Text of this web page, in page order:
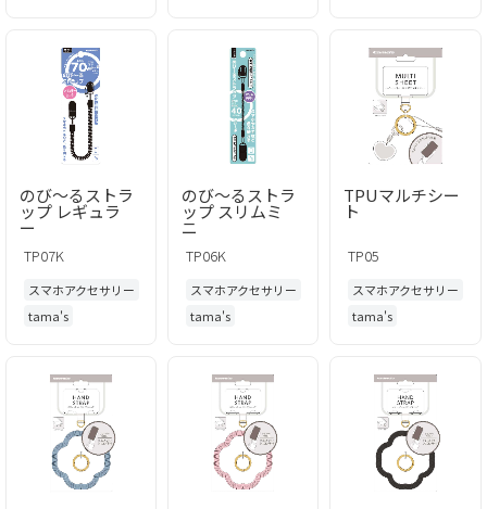
のび～るストラ
ップ レギュラ
ー
TP07K
スマホアクセサリー
tama's
のび～るストラ
ップ スリムミ
ニ
TP06K
スマホアクセサリー
tama's
TPUマルチシー
ト
TP05
スマホアクセサリー
tama's